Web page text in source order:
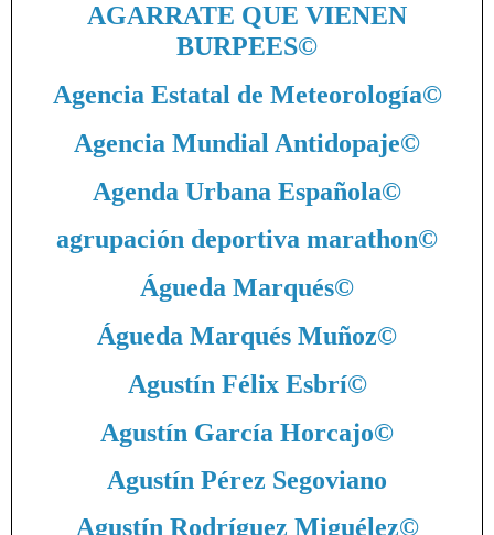
AGARRATE QUE VIENEN
BURPEES©
Agencia Estatal de Meteorología©
Agencia Mundial Antidopaje©
Agenda Urbana Española©
agrupación deportiva marathon©
Águeda Marqués©
Águeda Marqués Muñoz©
Agustín Félix Esbrí©
Agustín García Horcajo©
Agustín Pérez Segoviano
Agustín Rodríguez Miguélez©